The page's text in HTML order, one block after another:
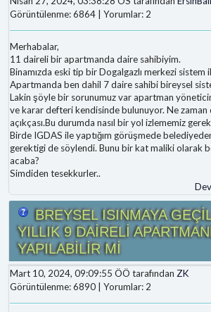
Görüntülenme: 6864 | Yorumlar: 2
Merhabalar,
11 daireli bir apartmanda daire sahibiyim.
Binamızda eski tip bir Dogalgazlı merkezi sistem
Apartmanda ben dahil 7 daire sahibi bireysel
Lakin şöyle bir sorunumuz var apartman
ve karar defteri kendisinde bulunuyor. Ne zaman
açıkçası.Bu durumda nasıl bir yol izlememiz
Birde IGDAS ile yaptığım görüşmede
gerektigi de söylendi. Bunu bir kat maliki olarak
acaba?
Simdiden tesekkurler..
BREYSEL ISINMAYA
YILLIK 9 DAİRELİ
YAPILABİLİR Mİ
Mart 10, 2024, 09:09:55 ÖÖ tarafından ZK
Görüntülenme: 6890 | Yorumlar: 2